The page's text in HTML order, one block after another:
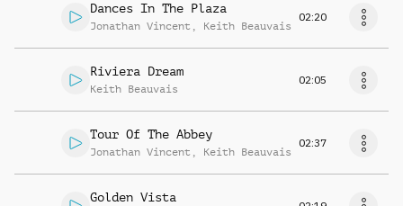
Dances In The Plaza
Jonathan Vincent , Keith Beauvais
02:20
Riviera Dream
Keith Beauvais
02:05
Tour Of The Abbey
Jonathan Vincent , Keith Beauvais
02:37
Golden Vista